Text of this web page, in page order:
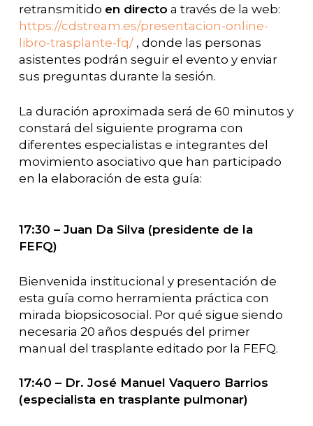
retransmitido en directo a través de la web:
https://cdstream.es/presentacion-online-
libro-trasplante-fq/, donde las personas
asistentes podrán seguir el evento y enviar
sus preguntas durante la sesión.
La duración aproximada será de 60 minutos y
constará del siguiente programa con
diferentes especialistas e integrantes del
movimiento asociativo que han participado
en la elaboración de esta guía:
17:30 – Juan Da Silva (presidente de la
FEFQ)
Bienvenida institucional y presentación de
esta guía como herramienta práctica con
mirada biopsicosocial. Por qué sigue siendo
necesaria 20 años después del primer
manual del trasplante editado por la FEFQ.
17:40 – Dr. José Manuel Vaquero Barrios
(especialista en trasplante pulmonar)